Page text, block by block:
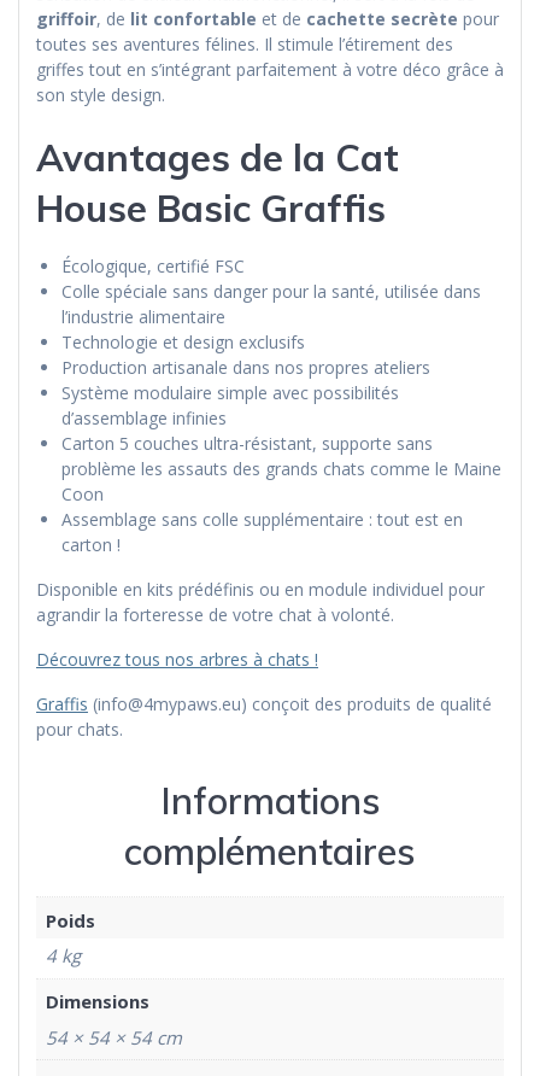
griffoir, de lit confortable et de cachette secrète pour
toutes ses aventures félines. Il stimule l’étirement des
griffes tout en s’intégrant parfaitement à votre déco grâce à
son style design.
Avantages de la Cat
House Basic Graffis
Écologique, certifié FSC
Colle spéciale sans danger pour la santé, utilisée dans
l’industrie alimentaire
Technologie et design exclusifs
Production artisanale dans nos propres ateliers
Système modulaire simple avec possibilités
d’assemblage infinies
Carton 5 couches ultra-résistant, supporte sans
problème les assauts des grands chats comme le Maine
Coon
Assemblage sans colle supplémentaire : tout est en
carton !
Disponible en kits prédéfinis ou en module individuel pour
agrandir la forteresse de votre chat à volonté.
Découvrez tous nos arbres à chats !
Graffis (info@4mypaws.eu) conçoit des produits de qualité
pour chats.
Informations
complémentaires
Poids
4 kg
Dimensions
54 × 54 × 54 cm